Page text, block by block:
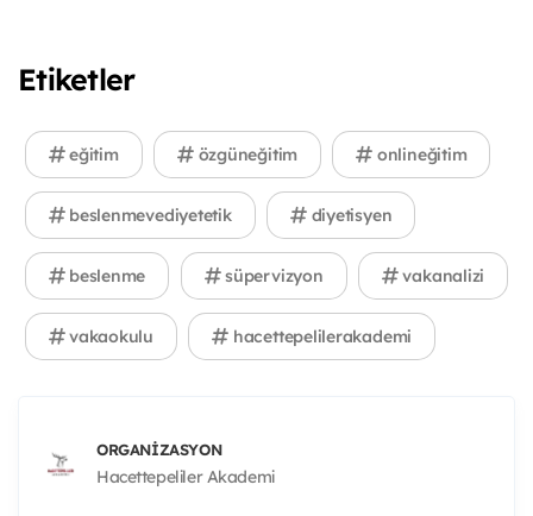
Etiketler
eğitim özgüneğitim onlineğitim
beslenmevediyetetik diyetisyen
beslenme süpervizyon vakanalizi
vakaokulu hacettepelilerakademi
ORGANIZASYON
Hacettepeliler Akademi